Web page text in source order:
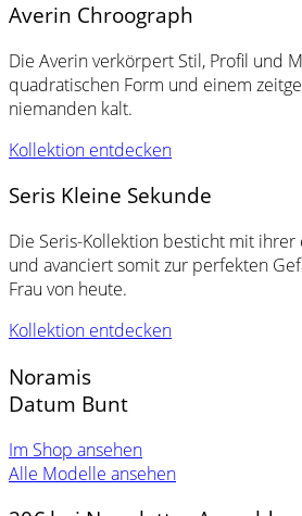
Averin Chroograph
Die Averin verkörpert Stil, Profil und
quadratischen Form und einem
niemanden kalt.
Kollektion entdecken
Seris Kleine Sekunde
Die Seris-Kollektion besticht mit
und avanciert somit zur perfekten
Frau von heute.
Kollektion entdecken
Noramis
Datum Bunt
Im Shop ansehen
Alle Modelle ansehen